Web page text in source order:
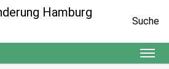
Suche